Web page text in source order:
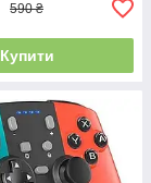
590 ₴
Купити